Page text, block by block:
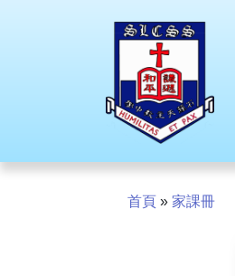
首頁 » 家課冊